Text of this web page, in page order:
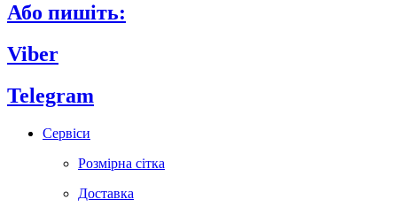
Або пишіть:
Viber
Telegram
Сервіси
Розмірна сітка
Доставка